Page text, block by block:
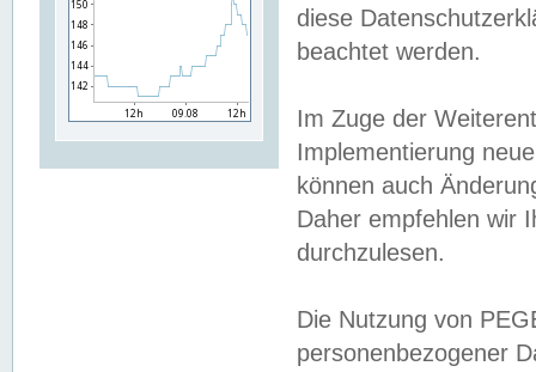
diese
beachtet werden.
Im Zuge der
Implementierung
können auch
Daher empfehlen wir
durchzulesen.
Die Nutzung von
personenbezogener